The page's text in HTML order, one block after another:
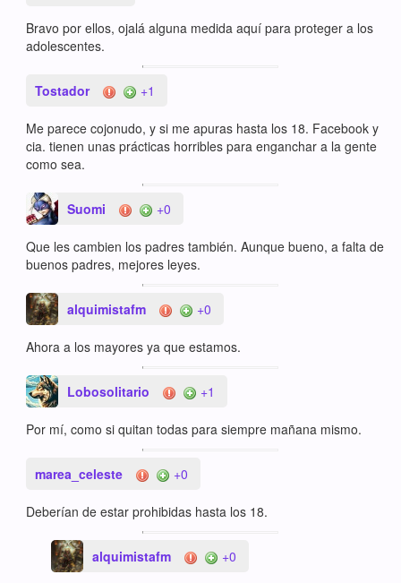
Bravo por ellos, ojalá alguna medida aquí para proteger a los
adolescentes.
Tostador +1
Me parece cojonudo, y si me apuras hasta los 18. Facebook y
cia. tienen unas prácticas horribles para enganchar a la gente
como sea.
Suomi +0
Que les cambien los padres también. Aunque bueno, a falta de
buenos padres, mejores leyes.
alquimistafm +0
Ahora a los mayores ya que estamos.
Lobosolitario +1
Por mí, como si quitan todas para siempre mañana mismo.
marea_celeste +0
Deberían de estar prohibidas hasta los 18.
alquimistafm +0